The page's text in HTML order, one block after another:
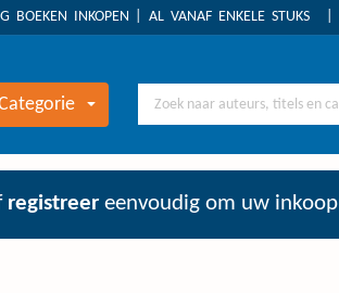
BOEKEN INKOPEN AL VANAF ENKELE STUKS
registreer eenvoudig om uw